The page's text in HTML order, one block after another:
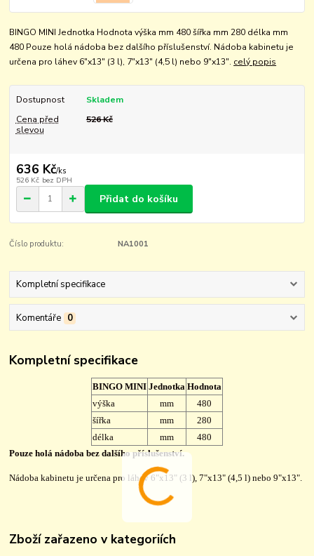
BINGO MINI Jednotka Hodnota výška mm 480 šířka mm 280 délka mm
480 Pouze holá nádoba bez dalšího příslušenství. Nádoba kabinetu je
určena pro láhev 6"x13" (3 l), 7"x13" (4,5 l) nebo 9"x13". celý popis
Dostupnost
Skladem
Cena před
slevou
526 Kč
636 Kč/ks
526 Kč bez DPH
Přidat do košíku
Číslo produktu: NA1001
Kompletní specifikace
Komentáře 0
Kompletní specifikace
BINGO MINI Jednotka Hodnota
výška
mm
480
šířka
mm
280
délka
mm
480
Pouze holá nádoba bez dalšího příslušenství.
Nádoba kabinetu je určena pro láhev 6"x13" (3 l), 7"x13" (4,5 l) nebo 9"x13".
Zboží zařazeno v kategoriích